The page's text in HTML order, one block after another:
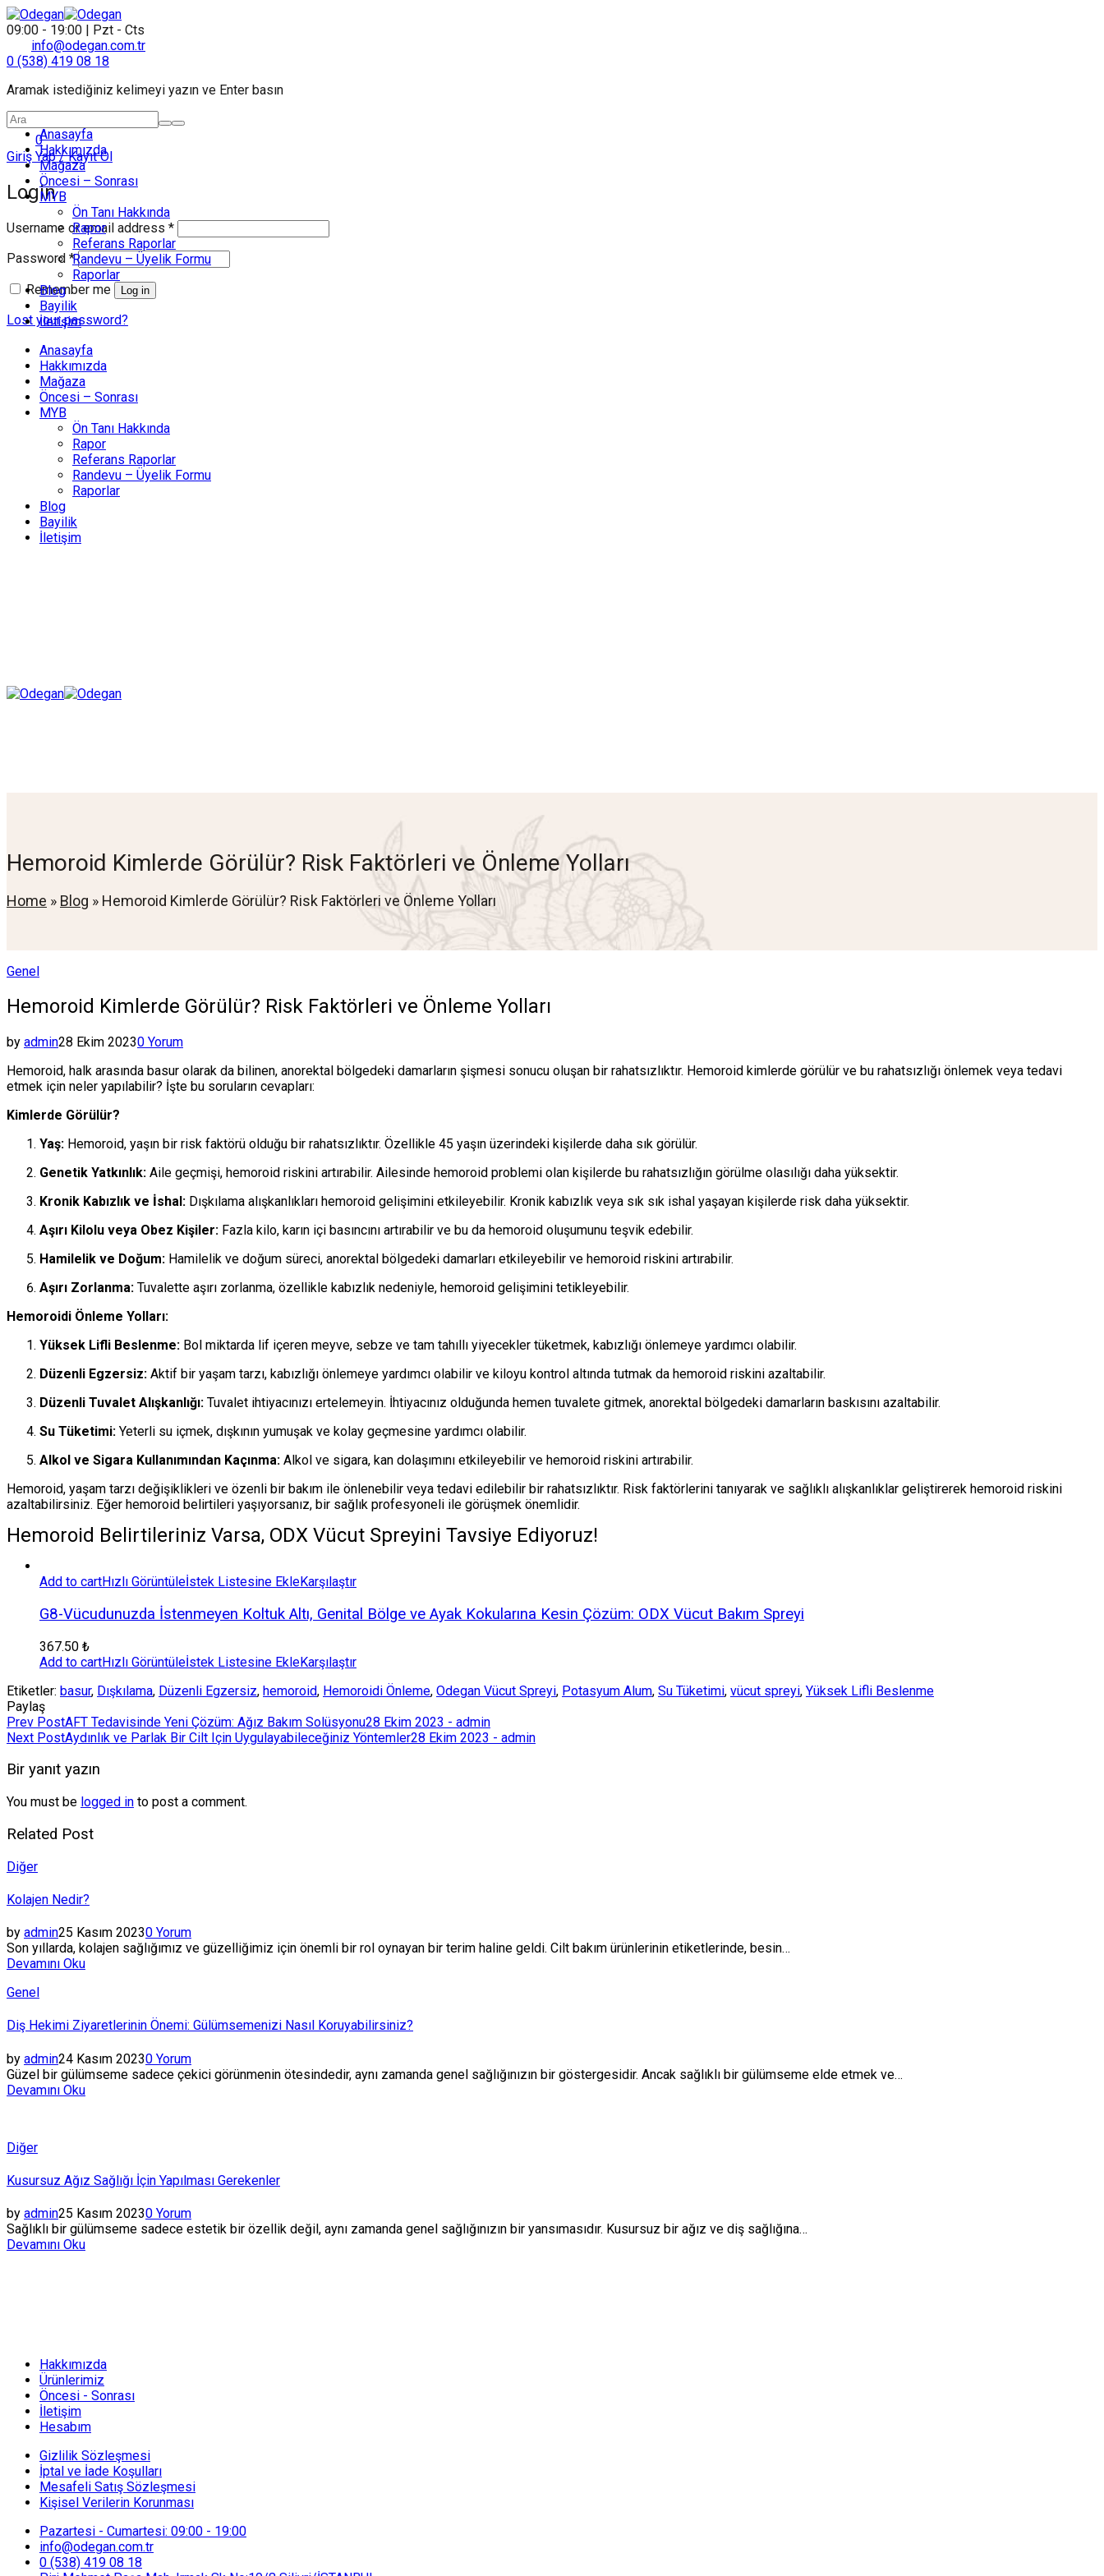
09:00 - 19:00 | Pzt - Cts
info@odegan.com.tr
0 (538) 419 08 18
Aramak istediğiniz kelimeyi yazın ve Enter basın
0
Giriş Yap / Kayıt Ol
Login
Username or email address *
Password *
Remember me
Log in
Lost your password?
Anasayfa
Hakkımızda
Mağaza
Öncesi – Sonrası
MYB
Ön Tanı Hakkında
Rapor
Referans Raporlar
Randevu – Üyelik Formu
Raporlar
Blog
Bayilik
İletişim
Anasayfa
Hakkımızda
Mağaza
Öncesi – Sonrası
MYB
Ön Tanı Hakkında
Rapor
Referans Raporlar
Randevu – Üyelik Formu
Raporlar
Blog
Bayilik
İletişim
Hemoroid Kimlerde Görülür? Risk Faktörleri ve Önleme Yolları
Home » Blog » Hemoroid Kimlerde Görülür? Risk Faktörleri ve Önleme Yolları
Posted
Genel
Hemoroid Kimlerde Görülür? Risk Faktörleri ve Önleme Yolları
by admin28 Ekim 20230 Yorum
Hemoroid, halk arasında basur olarak da bilinen, anorektal bölgedeki damarların şişmesi sonucu oluşan bir rahatsızlıktır. Hemoroid kimlerde görülür ve bu rahatsızlığı önlemek veya tedavi
etmek için neler yapılabilir? İşte bu soruların cevapları:
Kimlerde Görülür?
Yaş: Hemoroid, yaşın bir risk faktörü olduğu bir rahatsızlıktır. Özellikle 45 yaşın üzerindeki kişilerde daha sık görülür.
Genetik Yatkınlık: Aile geçmişi, hemoroid riskini artırabilir. Ailesinde hemoroid problemi olan kişilerde bu rahatsızlığın görülme olasılığı daha yüksektir.
Kronik Kabızlık ve İshal: Dışkılama alışkanlıkları hemoroid gelişimini etkileyebilir. Kronik kabızlık veya sık sık ishal yaşayan kişilerde risk daha yüksektir.
Aşırı Kilolu veya Obez Kişiler: Fazla kilo, karın içi basıncını artırabilir ve bu da hemoroid oluşumunu teşvik edebilir.
Hamilelik ve Doğum: Hamilelik ve doğum süreci, anorektal bölgedeki damarları etkileyebilir ve hemoroid riskini artırabilir.
Aşırı Zorlanma: Tuvalette aşırı zorlanma, özellikle kabızlık nedeniyle, hemoroid gelişimini tetikleyebilir.
Hemoroidi Önleme Yolları:
Yüksek Lifli Beslenme: Bol miktarda lif içeren meyve, sebze ve tam tahıllı yiyecekler tüketmek, kabızlığı önlemeye yardımcı olabilir.
Düzenli Egzersiz: Aktif bir yaşam tarzı, kabızlığı önlemeye yardımcı olabilir ve kiloyu kontrol altında tutmak da hemoroid riskini azaltabilir.
Düzenli Tuvalet Alışkanlığı: Tuvalet ihtiyacınızı ertelemeyin. İhtiyacınız olduğunda hemen tuvalete gitmek, anorektal bölgedeki damarların baskısını azaltabilir.
Su Tüketimi: Yeterli su içmek, dışkının yumuşak ve kolay geçmesine yardımcı olabilir.
Alkol ve Sigara Kullanımından Kaçınma: Alkol ve sigara, kan dolaşımını etkileyebilir ve hemoroid riskini artırabilir.
Hemoroid, yaşam tarzı değişiklikleri ve özenli bir bakım ile önlenebilir veya tedavi edilebilir bir rahatsızlıktır. Risk faktörlerini tanıyarak ve sağlıklı alışkanlıklar geliştirerek hemoroid riskini
azaltabilirsiniz. Eğer hemoroid belirtileri yaşıyorsanız, bir sağlık profesyoneli ile görüşmek önemlidir.
Hemoroid Belirtileriniz Varsa, ODX Vücut Spreyini Tavsiye Ediyoruz!
Add to cartHızlı Görüntüleİstek Listesine EkleKarşılaştır
G8-Vücudunuzda İstenmeyen Koltuk Altı, Genital Bölge ve Ayak Kokularına Kesin Çözüm: ODX Vücut Bakım Spreyi
367.50 ₺
Add to cartHızlı Görüntüleİstek Listesine EkleKarşılaştır
Etiketler: basur, Dışkılama, Düzenli Egzersiz, hemoroid, Hemoroidi Önleme, Odegan Vücut Spreyi, Potasyum Alum, Su Tüketimi, vücut spreyi, Yüksek Lifli Beslenme
Paylaş
Yazı
gezinmesi
Prev PostAFT Tedavisinde Yeni Çözüm: Ağız Bakım Solüsyonu28 Ekim 2023 - admin
Next PostAydınlık ve Parlak Bir Cilt Için Uygulayabileceğiniz Yöntemler28 Ekim 2023 - admin
Bir yanıt yazın
You must be logged in to post a comment.
Related Post
Posted
Diğer
Kolajen Nedir?
by admin25 Kasım 20230 Yorum
Son yıllarda, kolajen sağlığımız ve güzelliğimiz için önemli bir rol oynayan bir terim haline geldi. Cilt bakım ürünlerinin etiketlerinde, besin…
Devamını Oku
Posted
Genel
Diş Hekimi Ziyaretlerinin Önemi: Gülümsemenizi Nasıl Koruyabilirsiniz?
by admin24 Kasım 20230 Yorum
Güzel bir gülümseme sadece çekici görünmenin ötesindedir, aynı zamanda genel sağlığınızın bir göstergesidir. Ancak sağlıklı bir gülümseme elde etmek ve…
Devamını Oku
Posted
Diğer
Kusursuz Ağız Sağlığı İçin Yapılması Gerekenler
by admin25 Kasım 20230 Yorum
Sağlıklı bir gülümseme sadece estetik bir özellik değil, aynı zamanda genel sağlığınızın bir yansımasıdır. Kusursuz bir ağız ve diş sağlığına…
Devamını Oku
Hakkımızda
Ürünlerimiz
Öncesi - Sonrası
İletişim
Hesabım
Gizlilik Sözleşmesi
İptal ve İade Koşulları
Mesafeli Satış Sözleşmesi
Kişisel Verilerin Korunması
Pazartesi - Cumartesi: 09:00 - 19:00
info@odegan.com.tr
0 (538) 419 08 18